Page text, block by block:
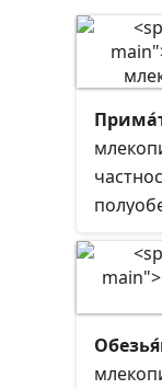
также
1500